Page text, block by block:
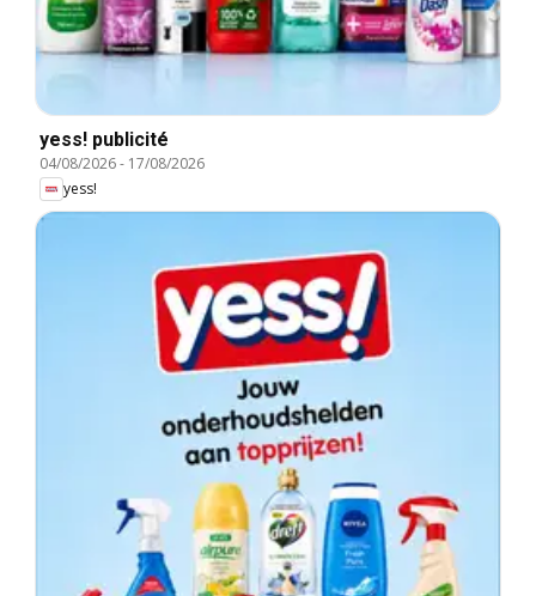
yess! publicité
04/08/2026- 17/08/2026
yess!